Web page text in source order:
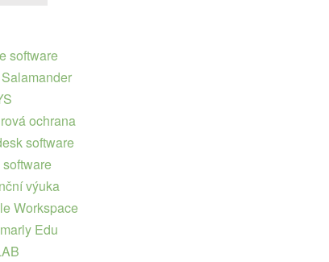
software
ochrana
software
výuka
Workspace
Edu